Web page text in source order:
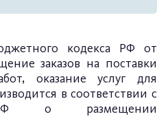
кодекса РФ от
заказов на поставки
оказание услуг для
в соответствии с
РФ о размещении